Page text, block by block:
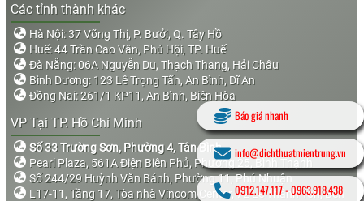
Các tỉnh thành khác
Hà Nội: 37 Võng Thị, P. Bưởi, Q. Tây Hồ
Huế: 44 Trần Cao Vân, Phú Hội, TP. Huế
Đà Nẵng: 06A Nguyễn Du, Thạch Thang, Hải Châu
Bình Dương: 123 Lê Trọng Tấn, An Bình, Dĩ An
Đồng Nai: 261/1 KP11, An Bình, Biên Hòa
VP Tại TP. Hồ Chí Minh
Số 33 Trường Sơn, Phường 4, Tân Bình
Pearl Plaza, 561A Điện Biên Phủ, Phường 25, Bình Thạnh
Số 244/29 Huỳnh Văn Bánh, Phường 11, Phú Nhuận
L17-11, Tầng 17, Tòa nhà Vincom Center, 72 Lê Thánh Tôn, Bến
Báo giá nhanh
info@dichthuatmientrung.vn
0912.147.117-0963.918.438